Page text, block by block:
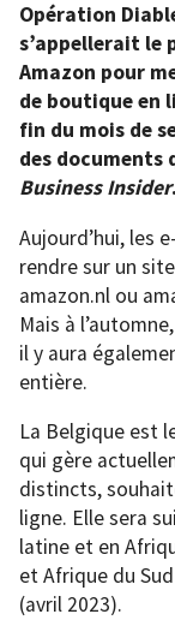
Opération
s’appellerait le
Amazon pour
de boutique en
fin du mois de
des documents
Business Insider.
Aujourd’hui, les
rendre sur un
amazon.nl ou
Mais à
il y aura
entière.
La Belgique est
qui gère
distincts,
ligne. Elle sera
latine et en
et Afrique du
(avril 2023).